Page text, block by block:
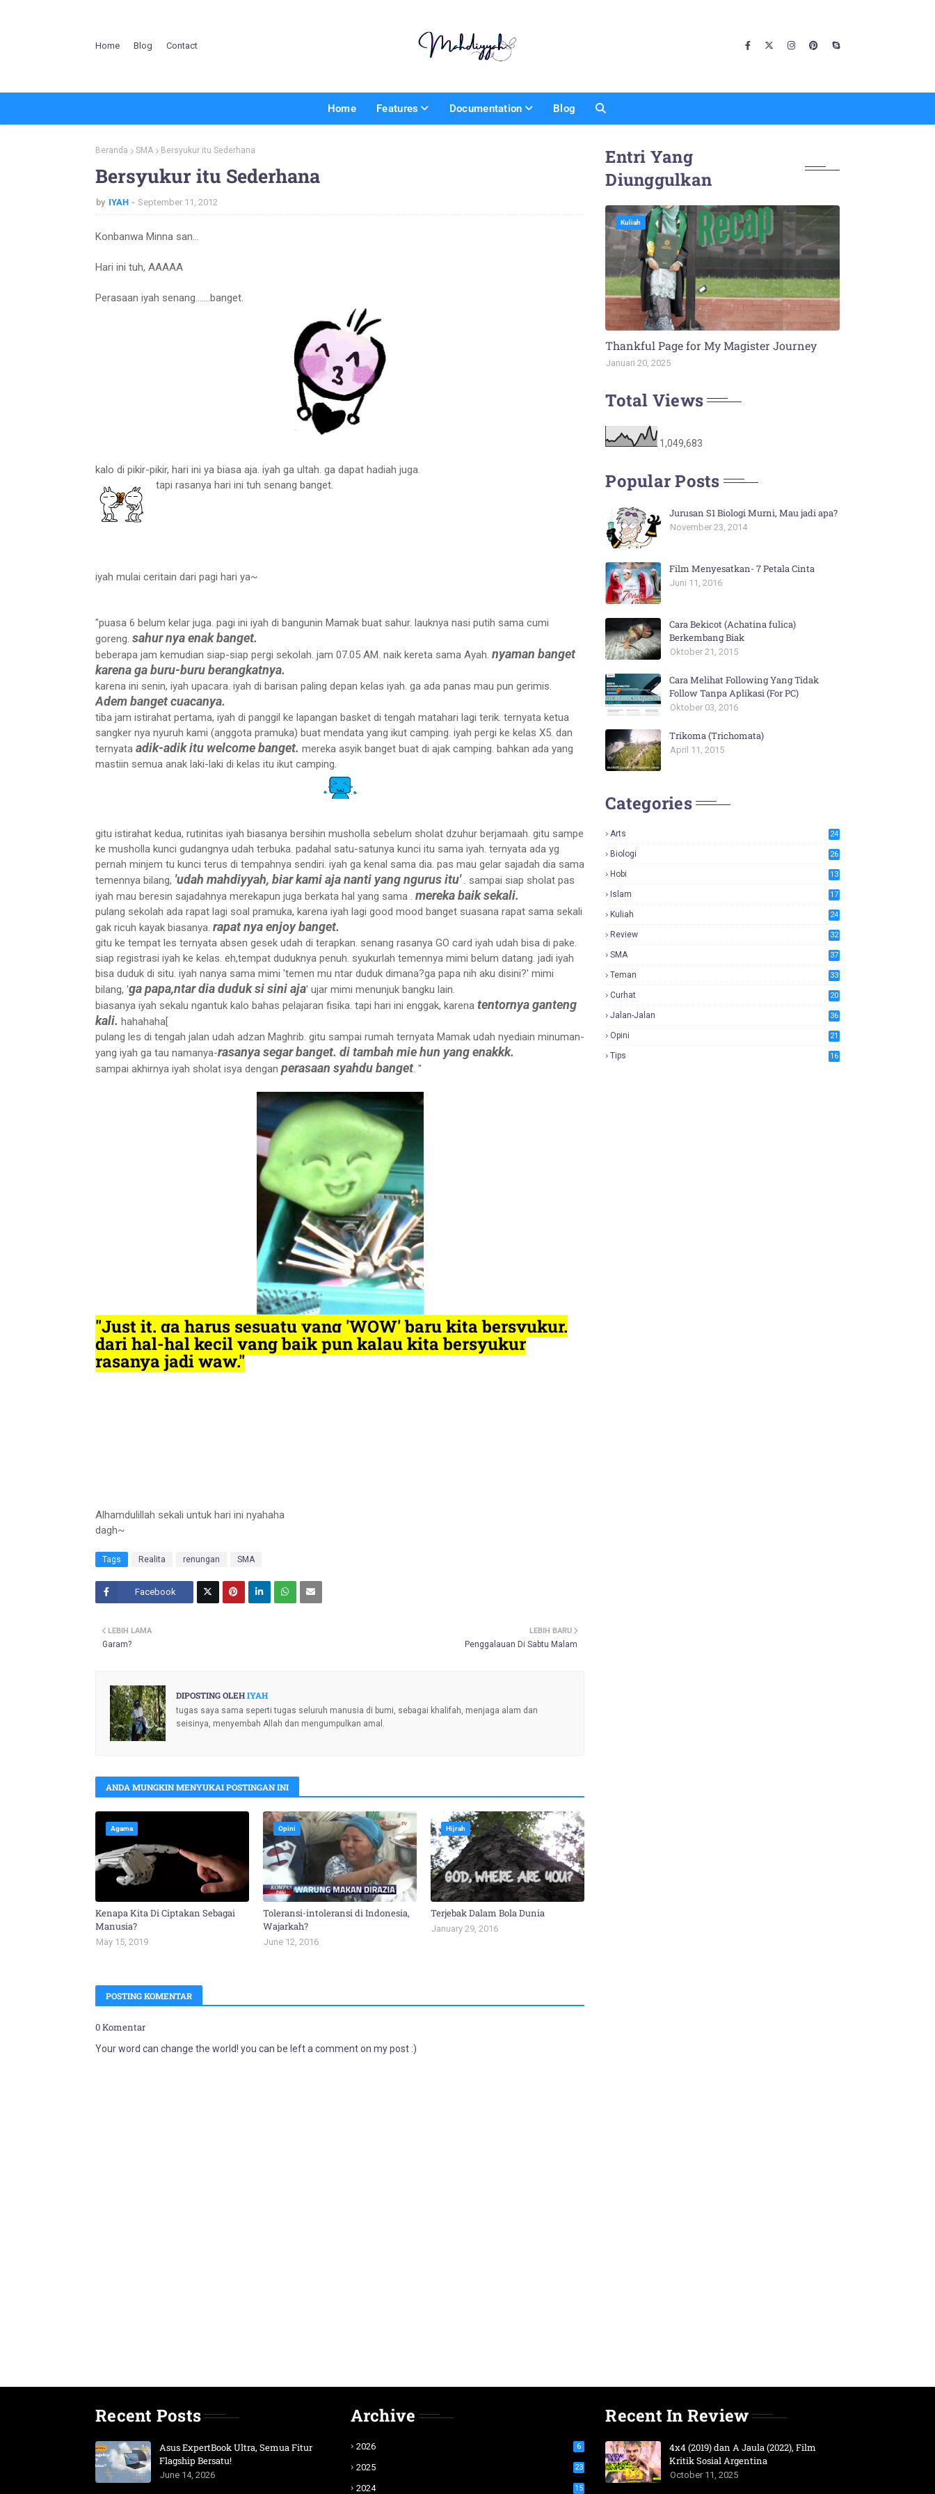
Home Blog Contact
Home Features Documentation Blog
Beranda SMA Bersyukur itu Sederhana
Bersyukur itu Sederhana
by IYAH September 11, 2012
Konbanwa Minna san...
Hari ini tuh, AAAAA
Perasaan iyah senang.......banget.
kalo di pikir-pikir, hari ini ya biasa aja. iyah ga ultah. ga dapat hadiah juga.
tapi rasanya hari ini tuh senang banget.
iyah mulai ceritain dari pagi hari ya~
"puasa 6 belum kelar juga. pagi ini iyah di bangunin Mamak buat sahur. lauknya nasi putih sama cumi
goreng. sahur nya enak banget.
beberapa jam kemudian siap-siap pergi sekolah. jam 07.05 AM. naik kereta sama Ayah. nyaman banget
karena ga buru-buru berangkatnya.
karena ini senin, iyah upacara. iyah di barisan paling depan kelas iyah. ga ada panas mau pun gerimis.
Adem banget cuacanya.
tiba jam istirahat pertama, iyah di panggil ke lapangan basket di tengah matahari lagi terik. ternyata ketua
sangker nya nyuruh kami (anggota pramuka) buat mendata yang ikut camping. iyah pergi ke kelas X5. dan
ternyata adik-adik itu welcome banget. mereka asyik banget buat di ajak camping. bahkan ada yang
mastiin semua anak laki-laki di kelas itu ikut camping.
gitu istirahat kedua, rutinitas iyah biasanya bersihin musholla sebelum sholat dzuhur berjamaah. gitu sampe
ke musholla kunci gudangnya udah terbuka. padahal satu-satunya kunci itu sama iyah. ternyata ada yg
pernah minjem tu kunci terus di tempahnya sendiri. iyah ga kenal sama dia. pas mau gelar sajadah dia sama
temennya bilang, 'udah mahdiyyah, biar kami aja nanti yang ngurus itu'. sampai siap sholat pas
iyah mau beresin sajadahnya merekapun juga berkata hal yang sama . mereka baik sekali.
pulang sekolah ada rapat lagi soal pramuka, karena iyah lagi good mood banget suasana rapat sama sekali
gak ricuh kayak biasanya. rapat nya enjoy banget.
gitu ke tempat les ternyata absen gesek udah di terapkan. senang rasanya GO card iyah udah bisa di pake.
siap registrasi iyah ke kelas. eh,tempat duduknya penuh. syukurlah temennya mimi belum datang. jadi iyah
bisa duduk di situ. iyah nanya sama mimi 'temen mu ntar duduk dimana?ga papa nih aku disini?' mimi
bilang, 'ga papa,ntar dia duduk si sini aja' ujar mimi menunjuk bangku lain.
biasanya iyah sekalu ngantuk kalo bahas pelajaran fisika. tapi hari ini enggak, karena tentornya ganteng
kali. hahahaha[
pulang les di tengah jalan udah adzan Maghrib. gitu sampai rumah ternyata Mamak udah nyediain minuman-
yang iyah ga tau namanya-rasanya segar banget. di tambah mie hun yang enakkk.
sampai akhirnya iyah sholat isya dengan perasaan syahdu banget. "
"Just it. ga harus sesuatu yang 'WOW' baru kita bersyukur.
dari hal-hal kecil yang baik pun kalau kita bersyukur
rasanya jadi waw."
Alhamdulillah sekali untuk hari ini nyahaha
dagh~
Tags Realita renungan SMA
Facebook
LEBIH BARU
Penggalauan Di Sabtu Malam
LEBIH LAMA
Garam?
DIPOSTING OLEHIYAH
tugas saya sama seperti tugas seluruh manusia di bumi, sebagai khalifah, menjaga alam dan
seisinya, menyembah Allah dan mengumpulkan amal.
ANDA MUNGKIN MENYUKAI POSTINGAN INI
Agama
Kenapa Kita Di Ciptakan Sebagai
Manusia?
May 15, 2019
Opini
Toleransi-intoleransi di Indonesia,
Wajarkah?
June 12, 2016
Hijrah
Terjebak Dalam Bola Dunia
January 29, 2016
POSTING KOMENTAR
0 Komentar
Your word can change the world! you can be left a comment on my post :)
Entri Yang
Diunggulkan
Kuliah
Thankful Page for My Magister Journey
Januari 20, 2025
Total Views
1,049,683
Popular Posts
Jurusan S1 Biologi Murni, Mau jadi apa?
November 23, 2014
Film Menyesatkan- 7 Petala Cinta
Juni 11, 2016
Cara Bekicot (Achatina fulica)
Berkembang Biak
Oktober 21, 2015
Cara Melihat Following Yang Tidak
Follow Tanpa Aplikasi (For PC)
Oktober 03, 2016
Trikoma (Trichomata)
April 11, 2015
Categories
Arts 24
Biologi 26
Hobi 13
Islam 17
Kuliah 24
Review 32
SMA 37
Teman 33
Curhat 20
Jalan-Jalan 36
Opini 21
Tips 16
Recent Posts
Asus ExpertBook Ultra, Semua Fitur
Flagship Bersatu!
June 14, 2026
Archive
2026 6
2025 23
2024 15
Recent In Review
4x4 (2019) dan A Jaula (2022), Film
Kritik Sosial Argentina
October 11, 2025